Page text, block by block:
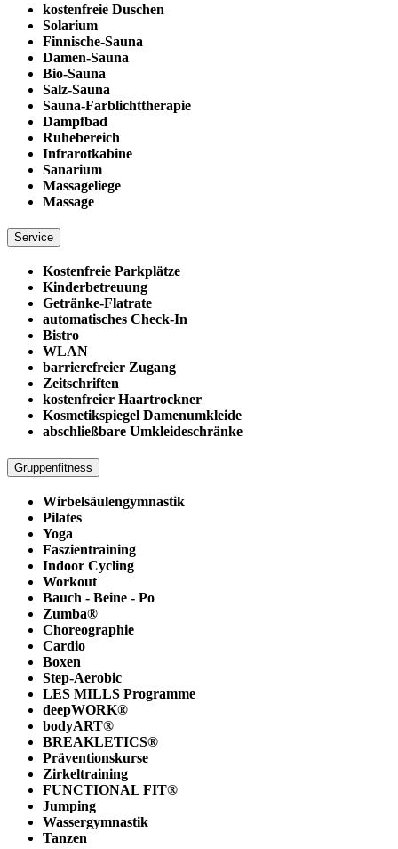
kostenfreie Duschen
Solarium
Finnische-Sauna
Damen-Sauna
Bio-Sauna
Salz-Sauna
Sauna-Farblichttherapie
Dampfbad
Ruhebereich
Infrarotkabine
Sanarium
Massageliege
Massage
Service
Kostenfreie Parkplätze
Kinderbetreuung
Getränke-Flatrate
automatisches Check-In
Bistro
WLAN
barrierefreier Zugang
Zeitschriften
kostenfreier Haartrockner
Kosmetikspiegel Damenumkleide
abschließbare Umkleideschränke
Gruppenfitness
Wirbelsäulengymnastik
Pilates
Yoga
Faszientraining
Indoor Cycling
Workout
Bauch - Beine - Po
Zumba®
Choreographie
Cardio
Boxen
Step-Aerobic
LES MILLS Programme
deepWORK®
bodyART®
BREAKLETICS®
Präventionskurse
Zirkeltraining
FUNCTIONAL FIT®
Jumping
Wassergymnastik
Tanzen